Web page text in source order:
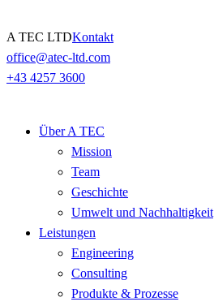
Skip
to
content
A TEC LTDKontakt
office@atec-ltd.com
+43 4257 3600
Über A TEC
Mission
Team
Geschichte
Umwelt und Nachhaltigkeit
Leistungen
Engineering
Consulting
Produkte & Prozesse